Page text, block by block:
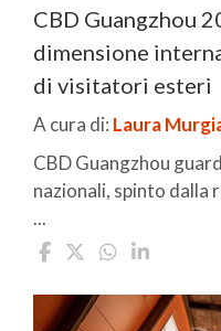
CBD Guangzhou
dimensione
di visitatori esteri
A cura di: Laura
CBD Guangzhou
nazionali, spinto
...